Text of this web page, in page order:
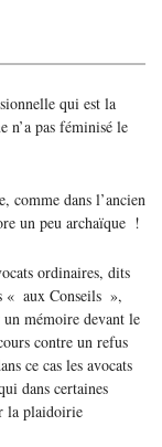
qui est la
n’a pas féminisé le
comme dans l’ancien
un peu archaïque !
ordinaires, dits
« aux Conseils »,
un mémoire devant le
contre un refus
ce cas les avocats
dans certaines
la plaidoirie